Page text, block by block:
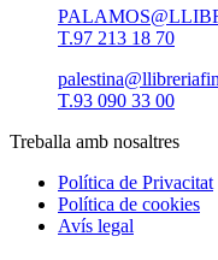
T.97 213 18 70
T.93 090 33 00
Treballa amb nosaltres
Política de Privacitat
Política de cookies
Avís legal